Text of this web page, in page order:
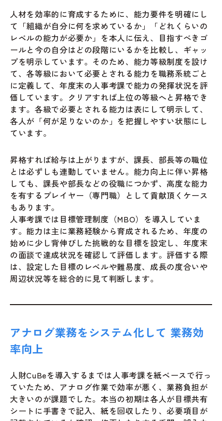
人材を効率的に育成するために、能力要件を明確にし
て「組織が自分に何を求めているか」「どれくらいの
レベルの能力が必要か」を本人に伝え、目指すべきゴ
ールと今の自分はどの段階にいるかを比較し、ギャッ
プを明示しています。そのため、能力等級制度を設け
て、各等級において必要とされる能力を職務系統ごと
に定義して、年度末の人事考課で能力の発揮状況を評
価しています。クリアすれば上位の等級へと昇格でき
ます。各級で必要とされる能力は表にして明示して、
各人が「何が足りないのか」を把握しやすい状態にし
ています。
昇格すれば給与は上がりますが、課長、部長等の職位
とは必ずしも連動していません。能力向上に伴い昇格
しても、課長や部長などの役職につかず、高度な能力
を有するプレイヤー（専門職）として貢献頂くケース
もあります。
人事考課では目標管理制度（MBO）を導入していま
す。能力は主に業務経験から育成されるため、年度の
始めに少し背伸びした挑戦的な目標を設定し、年度末
の面談で達成状況を確認して評価します。評価する際
は、設定した目標のレベルや難易度、成長の度合いや
周辺状況等を総合的に見て判断します。
アナログ業務をシステム化して 業務効
率向上
人財CuBeを導入するまでは人事考課を紙ベースで行っ
ていたため、アナログ作業で効率が悪く、業務負担が
大きいのが課題でした。本当の初期は各人が目標共有
シートに手書きで記入、紙を回収したり、必要項目が